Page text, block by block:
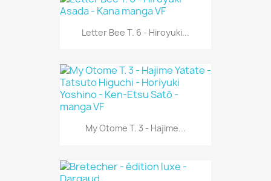
Letter Bee T. 6 - Hiroyuki...
My Otome T. 3 - Hajime...